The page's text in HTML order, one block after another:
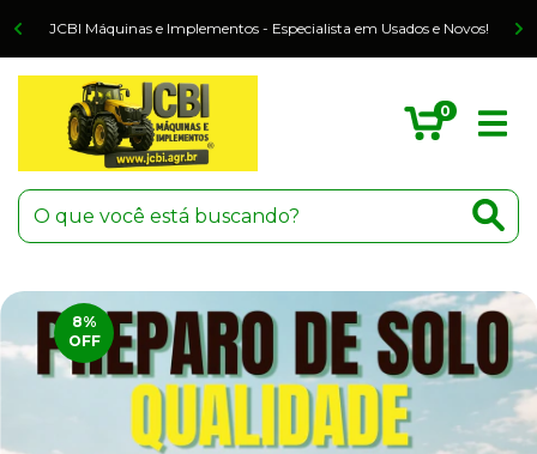
JCBI Máquinas e Implementos - Especialista em Usados e Novos!
0
8%
OFF